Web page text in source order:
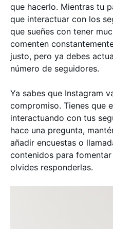
que hacerlo. Mientras tu
que interactuar con los
que sueñes con tener
comenten
justo, pero ya debes
número de seguidores.
Ya sabes que Instagram
compromiso. Tienes que
interactuando con tus
hace una pregunta,
añadir encuestas o
contenidos para
olvides responderlas.